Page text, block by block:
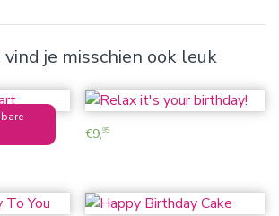
je misschien ook leuk
€9,95